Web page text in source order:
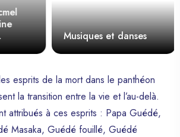
Musiques et danses
esprits de la mort dans le panthéon
la transition entre la vie et l’au-delà.
attribués à ces esprits : Papa Guédé,
Masaka, Guédé fouillé, Guédé